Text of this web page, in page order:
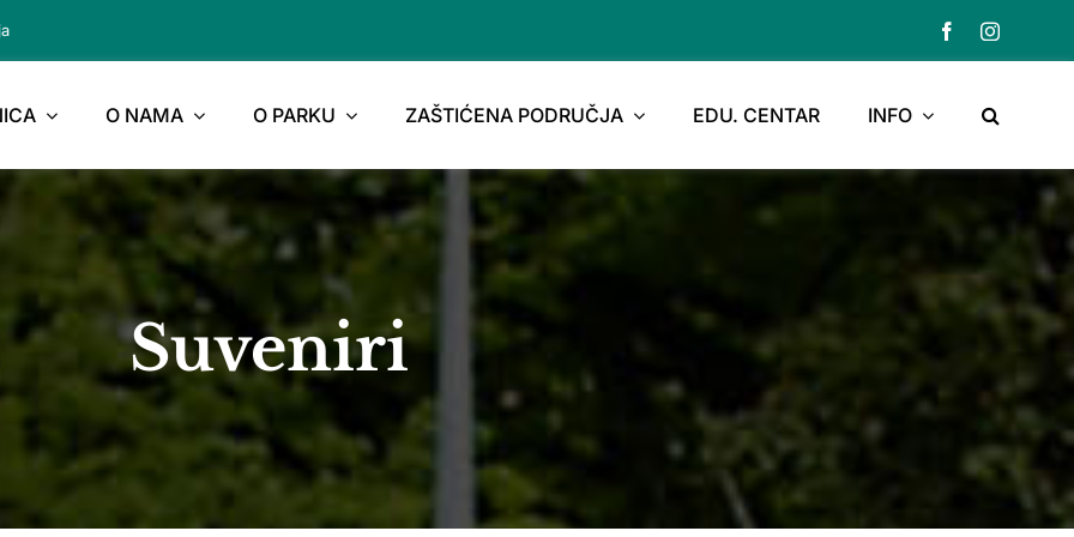
O NAMA O PARKU ZAŠTIĆENA PODRUČJA EDU. CENTAR INFO
Suveniri